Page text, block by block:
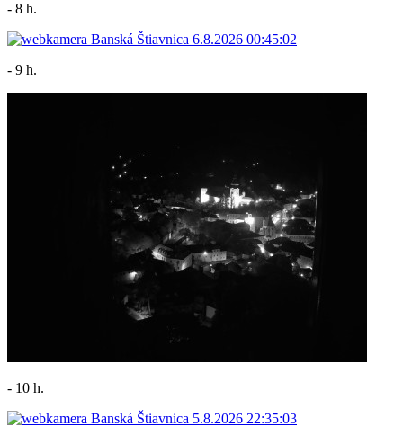
- 8 h.
- 9 h.
- 10 h.